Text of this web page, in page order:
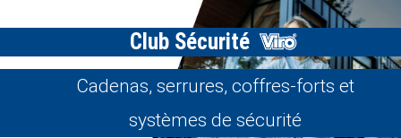
Club Sécurité
Cadenas, serrures, coffres-forts et
systèmes de sécurité